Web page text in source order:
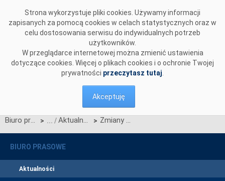
Strona wykorzystuje pliki cookies. Używamy informacji
zapisanych za pomocą cookies w celach statystycznych oraz w
celu dostosowania serwisu do indywidualnych potrzeb
użytkowników.
W przeglądarce internetowej można zmienić ustawienia
dotyczące cookies. Więcej o plikach cookies i o ochronie Twojej
prywatności przeczytasz tutaj
Akceptuję
Biuro prasowe > Aktualności > Zmiany w sposobie składania reklamacji w certyfikacji ogólnej
BIURO PRASOWE
Aktualności